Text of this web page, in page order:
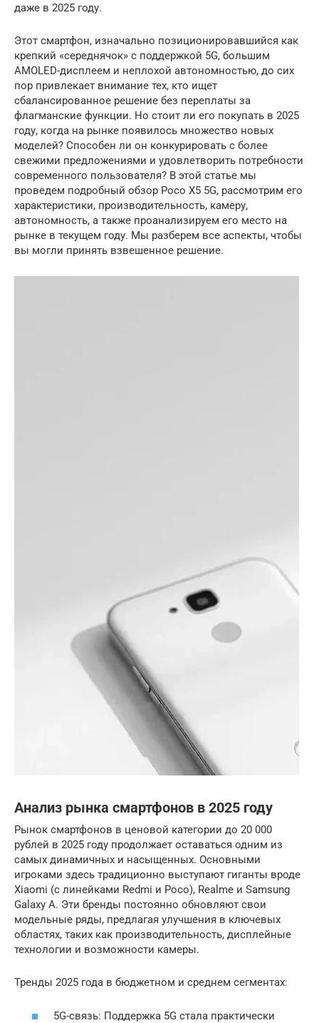
даже в 2025 году.
Этот смартфон, изначально позиционировавшийся как
крепкий «середнячок» с поддержкой 5G, большим
AMOLED-дисплеем и неплохой автономностью, до сих
пор привлекает внимание тех, кто ищет
сбалансированное решение без переплаты за
флагманские функции. Но стоит ли его покупать в 2025
году, когда на рынке появилось множество новых
моделей? Способен ли он конкурировать с более
свежими предложениями и удовлетворить потребности
современного пользователя? В этой статье мы
проведем подробный обзор Poco X5 5G, рассмотрим его
характеристики, производительность, камеру,
автономность, а также проанализируем его место на
рынке в текущем году. Мы разберем все аспекты, чтобы
вы могли принять взвешенное решение.
Анализ рынка смартфонов в 2025 году
Рынок смартфонов в ценовой категории до 20 000
рублей в 2025 году продолжает оставаться одним из
самых динамичных и насыщенных. Основными
игроками здесь традиционно выступают гиганты вроде
Xiaomi (с линейками Redmi и Poco), Realme и Samsung
Galaxy A. Эти бренды постоянно обновляют свои
модельные ряды, предлагая улучшения в ключевых
областях, таких как производительность, дисплейные
технологии и возможности камеры.
Тренды 2025 года в бюджетном и среднем сегментах:
5G-связь: Поддержка 5G стала практически